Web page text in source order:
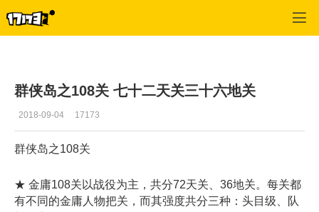
群侠岛之108关 七十二天关三十六地关
2018-09-04 17173
群侠岛之108关
★ 金庸108关以战役为主，共分72天关、36地关。每关都
有不同的金庸人物把关，而其强度共分三种：头目级、队